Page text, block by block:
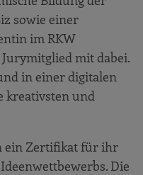
sowie einer
im RKW
mit dabei.
in einer digitalen
kreativsten und
ein Zertifikat für ihr
Die